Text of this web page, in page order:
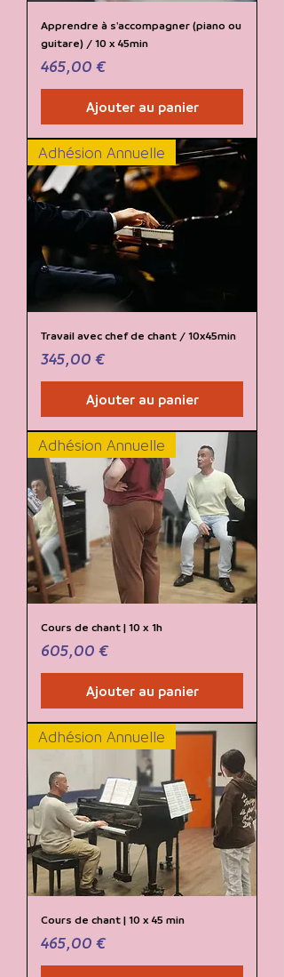
Apprendre à s'accompagner (piano ou
guitare) / 10 x 45min
Prix
465,00 €
Ajouter au panier
Adhésion Annuelle
Travail avec chef de chant / 10x45min
Prix
345,00 €
Ajouter au panier
Adhésion Annuelle
Cours de chant | 10 x 1h
Prix
605,00 €
Ajouter au panier
Adhésion Annuelle
Cours de chant | 10 x 45 min
Prix
465,00 €